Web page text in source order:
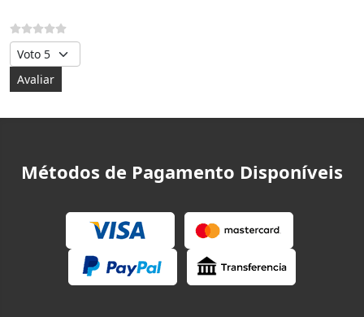
Avalie, por favor
Métodos de Pagamento Disponíveis